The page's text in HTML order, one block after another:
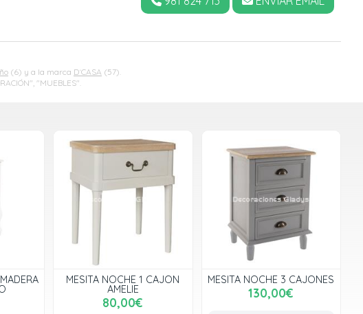
(6) y a la marca D´CASA (57).
"MUEBLES".
MESITA NOCHE 1 CAJON
AMELIE
80,00€
MESITA NOCHE 3 CAJONES
130,00€